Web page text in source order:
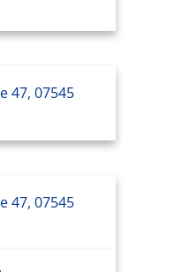
47, 07545
47, 07545